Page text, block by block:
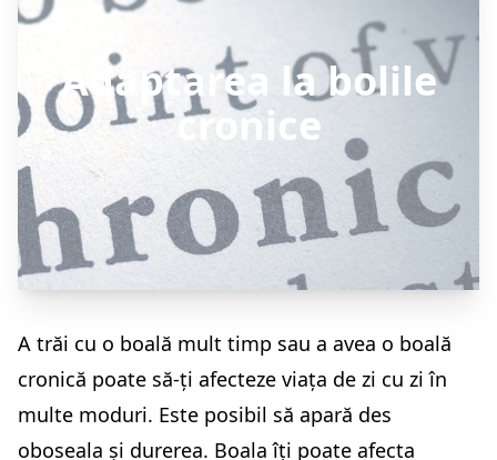
Adaptarea la bolile
cronice
A trăi cu o boală mult timp sau a avea o boală
cronică poate să-ți afecteze viața de zi cu zi în
multe moduri. Este posibil să apară des
oboseala și durerea. Boala îți poate afecta